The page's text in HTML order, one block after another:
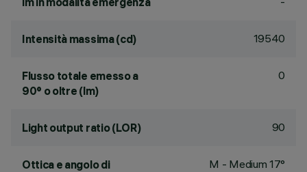
Intensità massima (cd) 19540
Flusso totale emesso a
90° o oltre (lm)
0
Light output ratio (LOR) 90
Ottica e angolo di
M - Medium 17°